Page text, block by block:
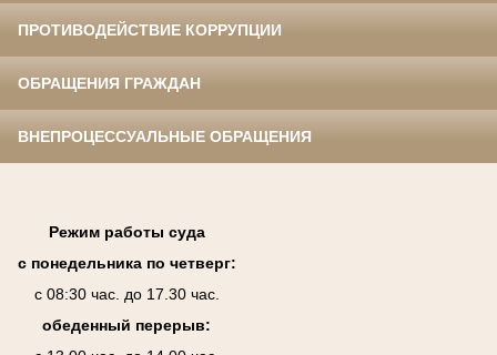
ПРОТИВОДЕЙСТВИЕ КОРРУПЦИИ
ОБРАЩЕНИЯ ГРАЖДАН
ВНЕПРОЦЕССУАЛЬНЫЕ ОБРАЩЕНИЯ
Режим работы суда
с понедельника по четверг:
с 08:30 час. до 17.30 час.
обеденный перерыв: